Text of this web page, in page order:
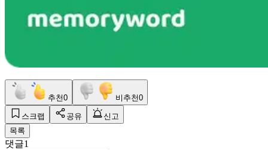
추천0 비추천0
스크랩 공유
신고
목록
댓글1